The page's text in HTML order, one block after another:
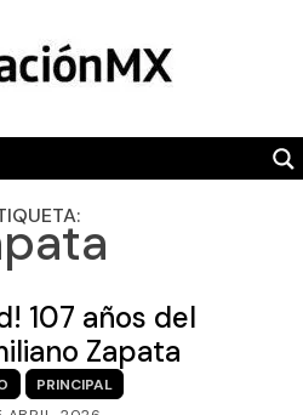
SECTION
107 años del
Zapata
PRINCIPAL